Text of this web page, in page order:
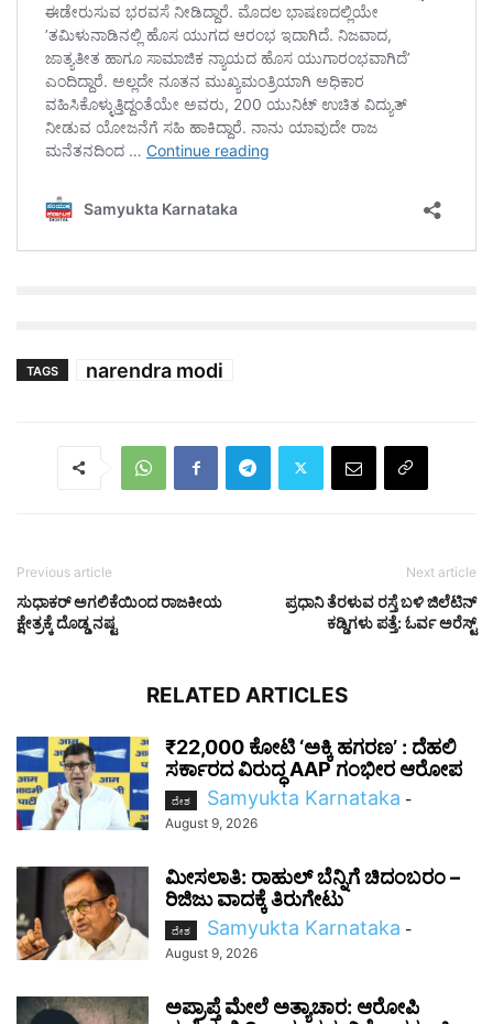
TAGS narendra modi
Previous article
ಸುಧಾಕರ್ ಅಗಲಿಕೆಯಿಂದ ರಾಜಕೀಯ
ಕ್ಷೇತ್ರಕ್ಕೆ ದೊಡ್ಡ ನಷ್ಟ
Next article
ಪ್ರಧಾನಿ ತೆರಳುವ ರಸ್ತೆ ಬಳಿ ಜಿಲೆಟಿನ್
ಕಡ್ಡಿಗಳು ಪತ್ತೆ: ಓರ್ವ ಅರೆಸ್ಟ್​
RELATED ARTICLES
₹22,000 ಕೋಟಿ ‘ಅಕ್ಕಿ ಹಗರಣ’ : ದೆಹಲಿ
ಸರ್ಕಾರದ ವಿರುದ್ಧ AAP ಗಂಭೀರ ಆರೋಪ
ದೇಶ Samyukta Karnataka -
August 9, 2026
ಮೀಸಲಾತಿ: ರಾಹುಲ್ ಬೆನ್ನಿಗೆ ಚಿದಂಬರಂ –
ರಿಜಿಜು ವಾದಕ್ಕೆ ತಿರುಗೇಟು
ದೇಶ Samyukta Karnataka -
August 9, 2026
ಅಪ್ರಾಪ್ತೆ ಮೇಲೆ ಅತ್ಯಾಚಾರ: ಆರೋಪಿ